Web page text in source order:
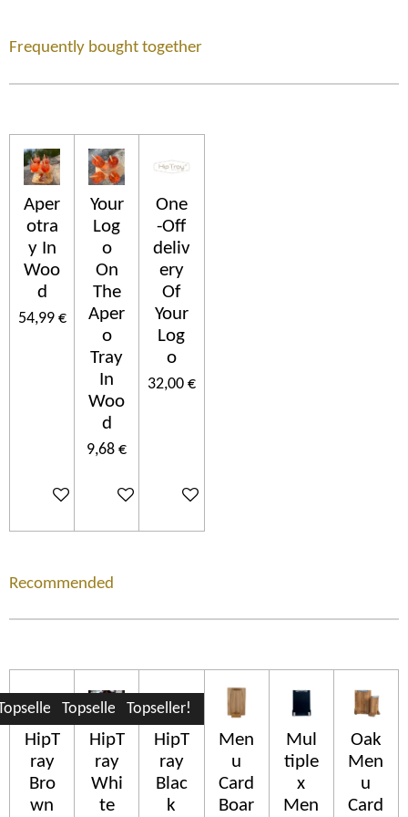
Frequently bought together
Aper
otra
y In
Woo
d
54,99 €
Ajouter au panier
Your
Log
o
On
The
Aper
o
Tray
In
Woo
d
9,68 €
Ajouter au panier
One
-Off
deliv
ery
Of
Your
Log
o
32,00 €
Ajouter au panier
Recommended
HipT
ray
Bro
wn
Topseller!
HipT
ray
Whi
te
Topseller!
HipT
ray
Blac
k
Men
u
Card
Boar
Mul
tiple
x
Men
Oak
Men
u
Card